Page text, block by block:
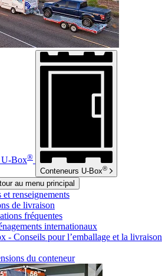
U-Box®
Conteneurs U-Box®
au menu principal
et renseignements
de livraison
fréquentes
internationaux
- Conseils pour l’emballage et la livraison
du conteneur